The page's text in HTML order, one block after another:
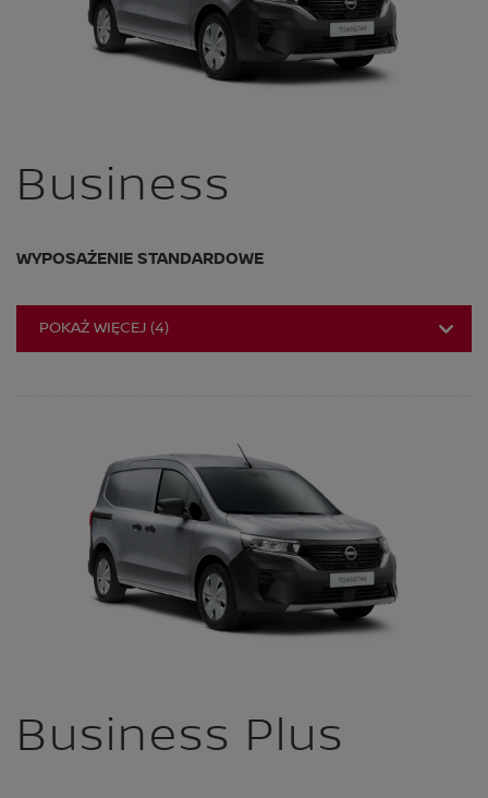
Business
WYPOSAŻENIE STANDARDOWE
POKAŻ WIĘCEJ (4)
Business Plus